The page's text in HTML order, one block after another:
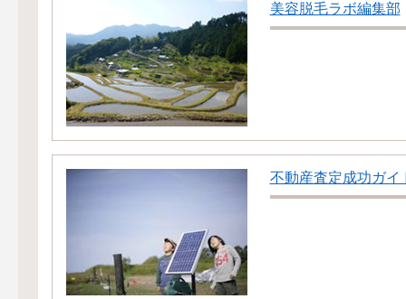
美容脱毛ラボ編集部
不動産査定成功ガイ